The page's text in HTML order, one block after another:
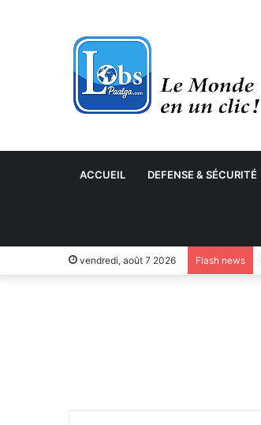
ACCUEIL DEFENSE & SÉCURITÉ
vendredi, août 7 2026 Flash news